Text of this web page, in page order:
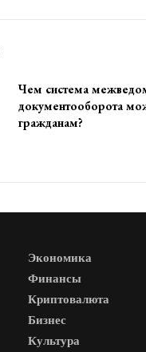
Чем система
документооборота
гражданам?
Экономика
Финансы
Криптовалюта
Бизнес
Культура